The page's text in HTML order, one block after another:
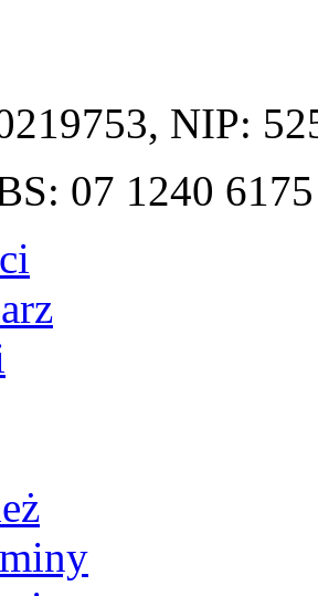
, NIP:
07 1240